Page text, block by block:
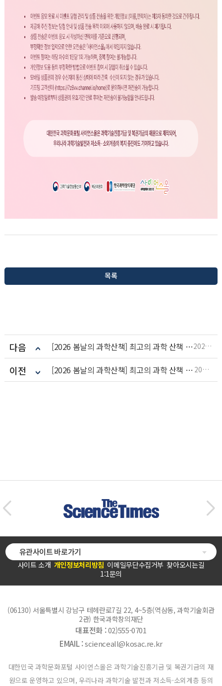
목록
다음 [2026 봄날의 과학산책] 최고의 과학 산책 메이트를 찾아라 EVENT 당첨자 발표 2026.05.19
이전 [2026 봄날의 과학산책] 최고의 과학 산책 메이트를 찾아라 EVENT(~4/26까지 연장) 2026.04.07
사이트 소개 개인정보처리방침 이메일무단수집거부 찾아오시는길
1:1문의
유관사이트 바로가기
(06130) 서울특별시 강남구 테헤란로7길 22, 4~5층(역삼동, 과학기술회관
2관) 한국과학창의재단
대표전화 :02)555-0701
EMAIL :scienceall@kosac.re.kr
대한민국 과학문화포털 사이언스올은 과학기술진흥기금 및 복권기금의 재
원으로 운영하고 있으며, 우리나라 과학기술 발전과 저소득·소외계층 등의